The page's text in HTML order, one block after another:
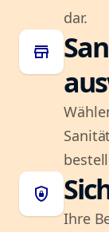
dar.
store
shield_lock
Ihre